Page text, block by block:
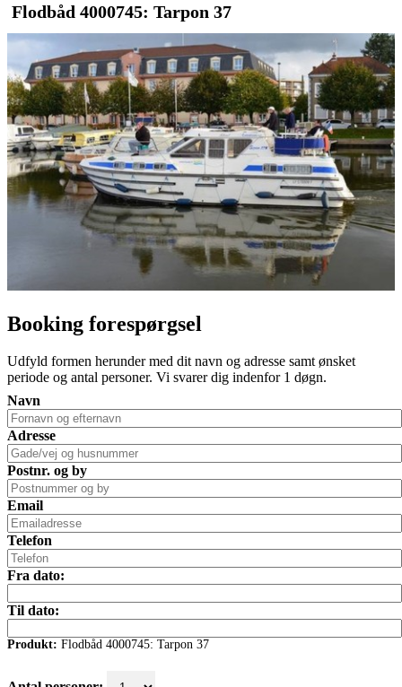
Flodbåd 4000745: Tarpon 37
Booking forespørgsel
Udfyld formen herunder med dit navn og adresse samt ønsket
periode og antal personer. Vi svarer dig indenfor 1 døgn.
Navn
Adresse
Postnr. og by
Email
Telefon
Fra dato:
Til dato:
Produkt: Flodbåd 4000745: Tarpon 37